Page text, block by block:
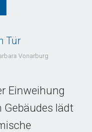
Tür
Vonarburg
Einweihung
Gebäudes lädt